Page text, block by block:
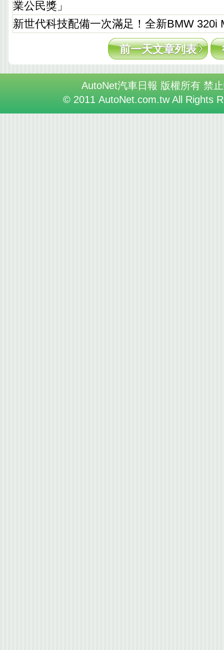
業公民獎」
新世代科技配備一次滿足！全新BMW 320i
前一天文章列表
AutoNet汽車日報 版權所有 禁
© 2011 AutoNet.com.tw All Rights